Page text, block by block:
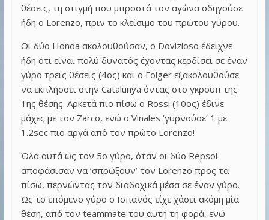
θέσεις, τη στιγμή που μπροστά τον αγώνα οδηγούσε
ήδη ο Lorenzo, πριν το κλείσιμο του πρώτου γύρου.
Οι δύο Honda ακολουθούσαν, ο Dovizioso έδειχνε
ήδη ότι είναι πολύ δυνατός έχοντας κερδίσει σε έναν
γύρο τρεις θέσεις (4ος) και ο Folger εξακολουθούσε
να εκπλήσσει στην Catalunya όντας στο γκρουπ της
1ης θέσης. Αρκετά πιο πίσω ο Rossi (10ος) έδινε
μάχες με τον Zarco, ενώ ο Vinales ‘γυρνούσε’ 1 με
1.2sec πιο αργά από τον πρώτο Lorenzo!
Όλα αυτά ως τον 5ο γύρο, όταν οι δύο Repsol
αποφάσισαν να ‘σπρώξουν’ τον Lorenzo προς τα
πίσω, περνώντας τον διαδοχικά μέσα σε έναν γύρο.
Ως το επόμενο γύρο ο Ισπανός είχε χάσει ακόμη μία
θέση, από τον teammate του αυτή τη φορά, ενώ